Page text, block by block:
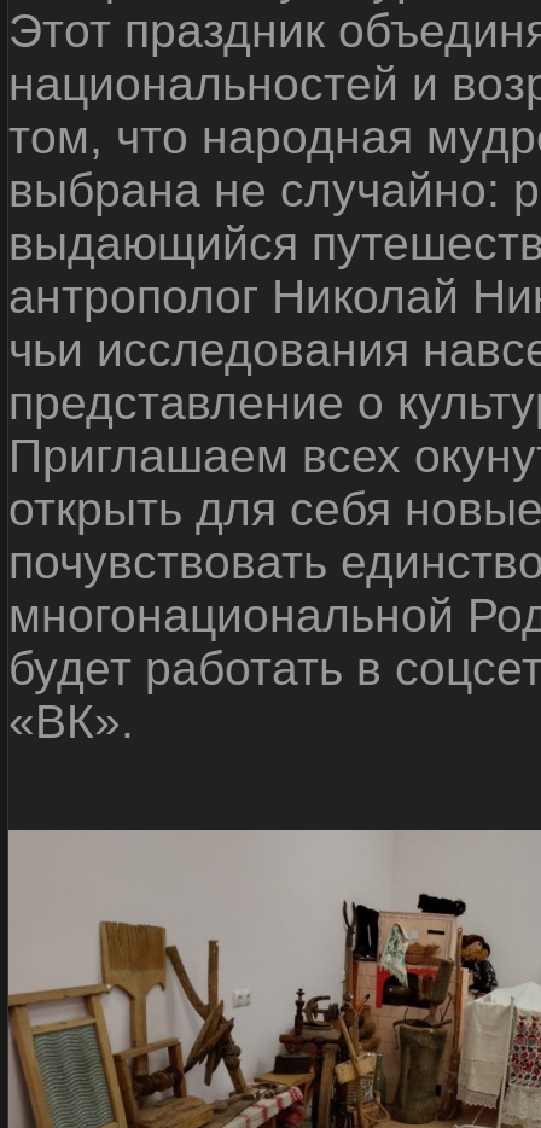
Этот праздник
национальностей и
том, что народная
выбрана не случайно:
выдающийся
антрополог Николай
чьи исследования
представление о
Приглашаем всех
открыть для себя
почувствовать
многонациональной
будет работать в
«ВК».